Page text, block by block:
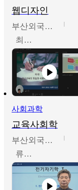
웹디자인
부산외국어대학교
최진오
사회과학
교육사회학
부산외국어대학교
류영철